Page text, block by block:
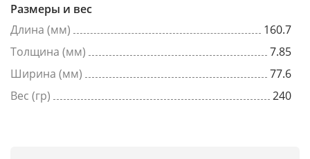
Размеры и вес
Длина (мм)
160.7
Толщина (мм)
7.85
Ширина (мм)
77.6
Вес (гр)
240